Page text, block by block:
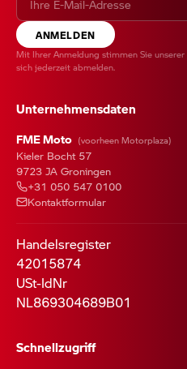
ANMELDEN
Mit Ihrer Anmeldung stimmen Sie unserer
sich jederzeit abmelden.
Unternehmensdaten
FME Moto (voorheen Motorplaza)
Kieler Bocht 57
9723 JA Groningen
+31 050 547 0100
Kontaktformular
Handelsregister
42015874
USt-IdNr
NL869304689B01
Schnellzugriff